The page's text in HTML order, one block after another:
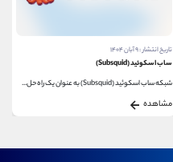
تاریخ انتشار : ۹ آبان ۱۴۰۴
ساب ‌اسکوئید (Subsquid)
شبکه ساب ‌اسکوئید (Subsquid) به عنوان یک راه ‌حل...
مشاهده